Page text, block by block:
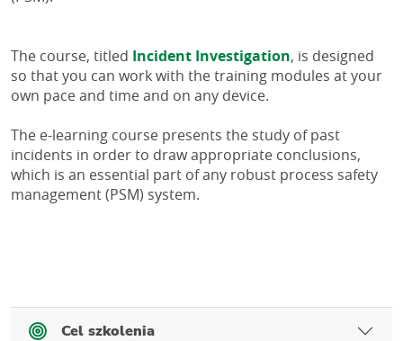
The course, titled Incident Investigation, is designed
so that you can work with the training modules at your
own pace and time and on any device.
The e-learning course presents the study of past
incidents in order to draw appropriate conclusions,
which is an essential part of any robust process safety
management (PSM) system.
Cel szkolenia